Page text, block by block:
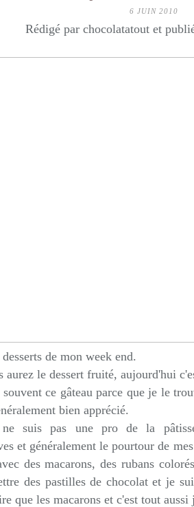
6 JUIN 2010
Rédigé par chocolatatout et
de mon week end.
aurez le dessert fruité, aujourd'hui
souvent ce gâteau parce que je le
bien apprécié.
suis pas une pro de la
et généralement le pourtour de
des macarons, des rubans
des pastilles de chocolat et je
que les macarons et c'est tout aussi